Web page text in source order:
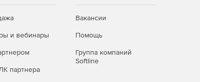
и вебинары
партнера
Вакансии
Помощь
Группа компаний
Softline